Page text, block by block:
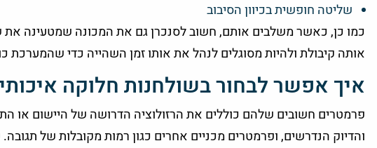
שליטה חופשית בכיוון הסיבוב
כמו כן, כאשר משלבים אותם, חשוב לסנכרן גם את המכונה שמטעינה את
אותה קיבולת ולהיות מסוגלים לנהל את אותו זמן השהייה כדי שהמערכת
איך אפשר לבחור בשולחנות חלוקה
פרמטרים חשובים שלהם כוללים את הרזולוציה הדרושה של היישום או
והדיוק הנדרשים, ופרמטרים מכניים אחרים כגון רמות מקובלות של